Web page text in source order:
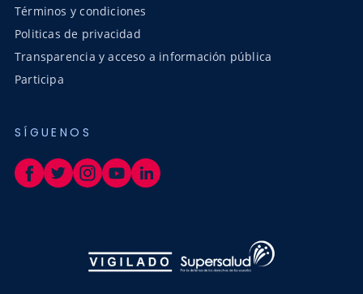
Términos y condiciones
Politicas de privacidad
Transparencia y acceso a información pública
Participa
SÍGUENOS